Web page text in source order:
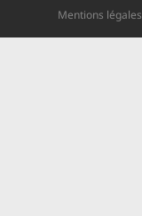
Mentions légales